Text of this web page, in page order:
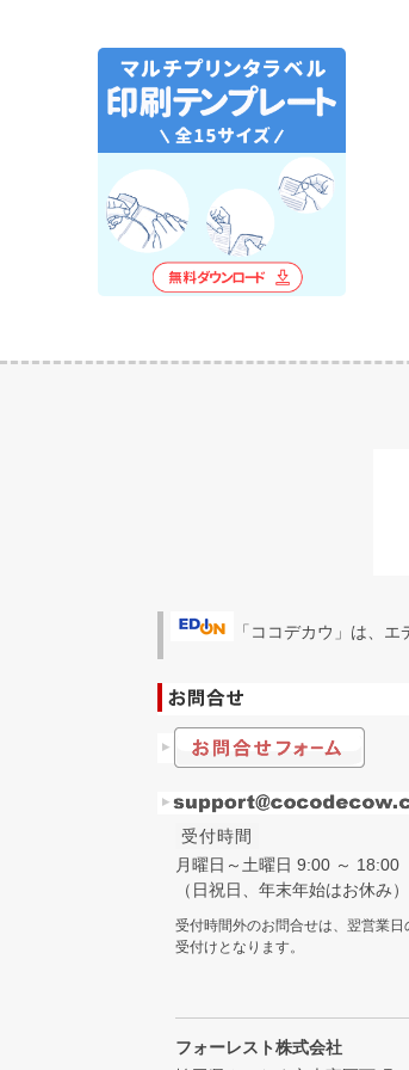
「ココデカウ」は、
受付時間
月曜日～土曜日 9:00 ～ 18:00
（日祝日、年末年始はお休み）
受付時間外のお問合せは、翌営業日
受付けとなります。
フォーレスト株式会社